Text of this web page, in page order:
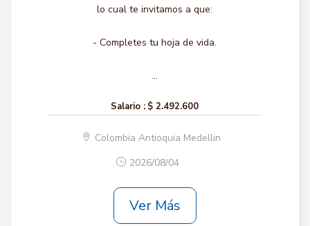
lo cual te invitamos a que:
- Completes tu hoja de vida.
...
Salario : $ 2.492.600
Colombia Antioquia Medellin
2026/08/04
Ver Más